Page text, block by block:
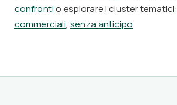
confrontio esplorare i cluster tematici:
commerciali, senza anticipo.